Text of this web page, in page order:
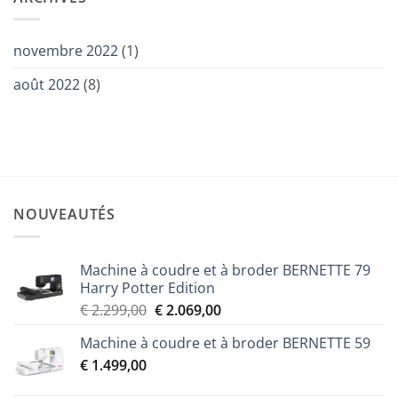
novembre 2022(1)
août 2022(8)
NOUVEAUTÉS
Machine à coudre et à broder BERNETTE 79
Harry Potter Edition
€2.299,00 Le
initial
€2.069,00Le
actuel
Machine à coudre et à broder BERNETTE 59
€ 1.499,00